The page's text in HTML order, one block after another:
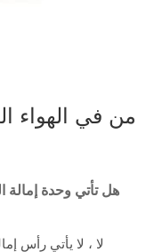
هل تأتي وحدة إمالة
لا ، لا يأتي رأس